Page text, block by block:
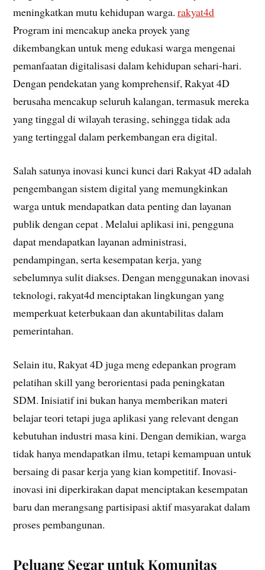
meningkatkan mutu kehidupan warga.rakyat4d
Program ini mencakup aneka proyek yang
dikembangkan untuk meng edukasi warga mengenai
pemanfaatan digitalisasi dalam kehidupan sehari-hari.
Dengan pendekatan yang komprehensif, Rakyat 4D
berusaha mencakup seluruh kalangan, termasuk mereka
yang tinggal di wilayah terasing, sehingga tidak ada
yang tertinggal dalam perkembangan era digital.
Salah satunya inovasi kunci kunci dari Rakyat 4D adalah
pengembangan sistem digital yang memungkinkan
warga untuk mendapatkan data penting dan layanan
publik dengan cepat . Melalui aplikasi ini, pengguna
dapat mendapatkan layanan administrasi,
pendampingan, serta kesempatan kerja, yang
sebelumnya sulit diakses. Dengan menggunakan inovasi
teknologi, rakyat4d menciptakan lingkungan yang
memperkuat keterbukaan dan akuntabilitas dalam
pemerintahan.
Selain itu, Rakyat 4D juga meng edepankan program
pelatihan skill yang berorientasi pada peningkatan
SDM. Inisiatif ini bukan hanya memberikan materi
belajar teori tetapi juga aplikasi yang relevant dengan
kebutuhan industri masa kini. Dengan demikian, warga
tidak hanya mendapatkan ilmu, tetapi kemampuan untuk
bersaing di pasar kerja yang kian kompetitif. Inovasi-
inovasi ini diperkirakan dapat menciptakan kesempatan
baru dan merangsang partisipasi aktif masyarakat dalam
proses pembangunan.
Peluang Segar untuk Komunitas